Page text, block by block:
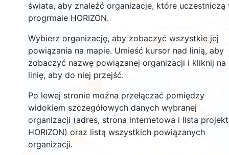
świata, aby znaleźć organizacje, które uczestniczą
progrmaie HORIZON.
Wybierz organizację, aby zobaczyć wszystkie jej
powiązania na mapie. Umieść kursor nad linią, aby
zobaczyć nazwę powiązanej organizacji i kliknij na
linię, aby do niej przejść.
Po lewej stronie można przełączać pomiędzy
widokiem szczegółowych danych wybranej
organizacji (adres, strona internetowa i lista
HORIZON) oraz listą wszystkich powiązanych
organizacji.
54
464
7425 9800